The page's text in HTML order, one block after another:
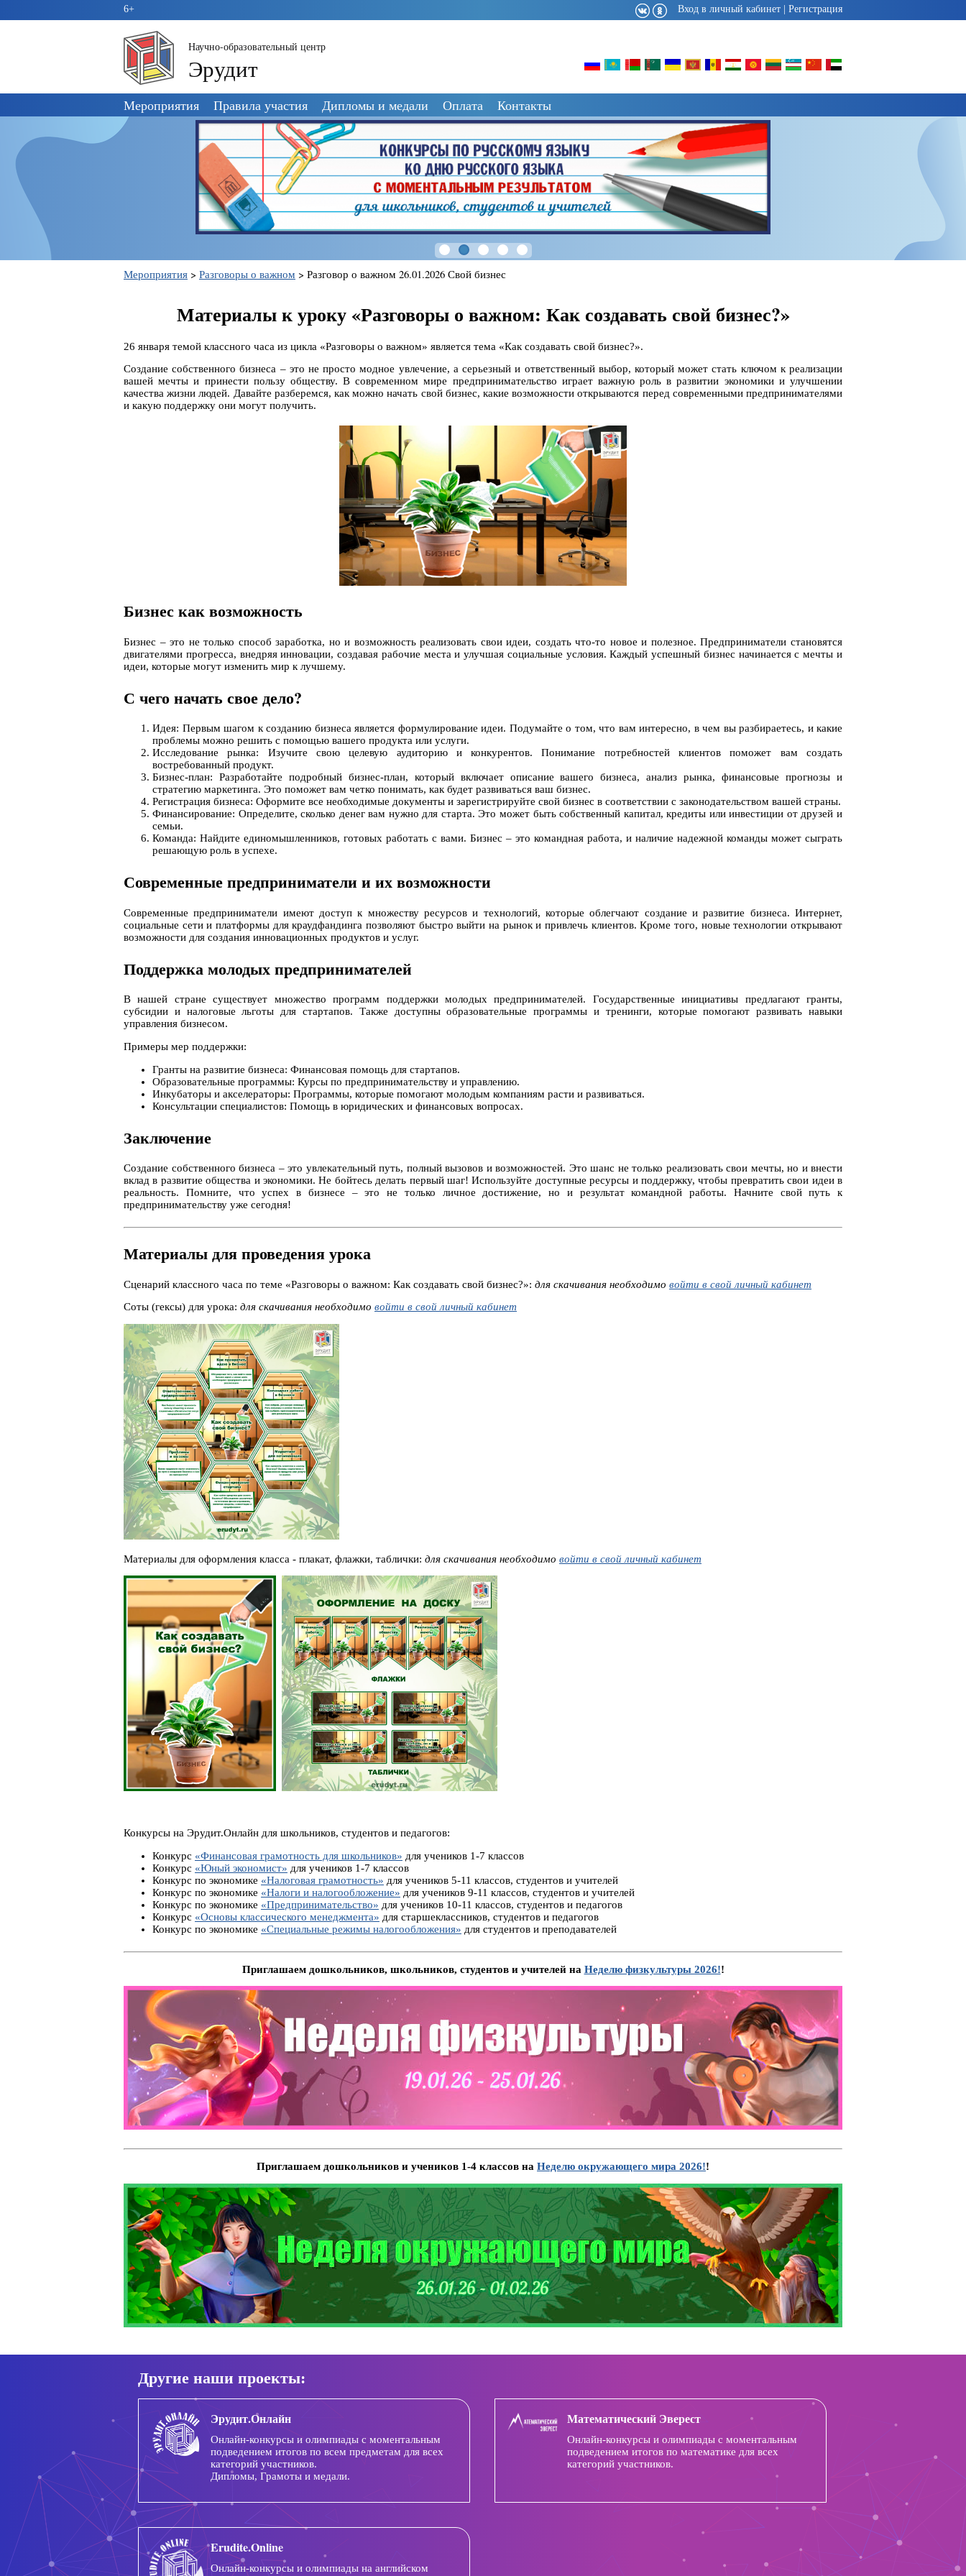
6+ Вход в личный кабинет Регистрация
Научно-образовательный центр
Эрудит
Пропустить
навигацию
Мероприятия Правила участия Дипломы и медали Оплата Контакты
Мероприятия > Разговоры о важном > Разговор о важном 26.01.2026 Свой бизнес
Материалы к уроку «Разговоры о важном: Как создавать свой бизнес?»
26 января темой классного часа из цикла «Разговоры о важном» является тема «Как создавать свой бизнес?».
Создание собственного бизнеса – это не просто модное увлечение, а серьезный и ответственный выбор, который может стать ключом к реализации
вашей мечты и принести пользу обществу. В современном мире предпринимательство играет важную роль в развитии экономики и улучшении
качества жизни людей. Давайте разберемся, как можно начать свой бизнес, какие возможности открываются перед современными предпринимателями
и какую поддержку они могут получить.
Бизнес как возможность
Бизнес – это не только способ заработка, но и возможность реализовать свои идеи, создать что-то новое и полезное. Предприниматели становятся
двигателями прогресса, внедряя инновации, создавая рабочие места и улучшая социальные условия. Каждый успешный бизнес начинается с мечты и
идеи, которые могут изменить мир к лучшему.
С чего начать свое дело?
Идея: Первым шагом к созданию бизнеса является формулирование идеи. Подумайте о том, что вам интересно, в чем вы разбираетесь, и какие
проблемы можно решить с помощью вашего продукта или услуги.
Исследование рынка: Изучите свою целевую аудиторию и конкурентов. Понимание потребностей клиентов поможет вам создать
востребованный продукт.
Бизнес-план: Разработайте подробный бизнес-план, который включает описание вашего бизнеса, анализ рынка, финансовые прогнозы и
стратегию маркетинга. Это поможет вам четко понимать, как будет развиваться ваш бизнес.
Регистрация бизнеса: Оформите все необходимые документы и зарегистрируйте свой бизнес в соответствии с законодательством вашей страны.
Финансирование: Определите, сколько денег вам нужно для старта. Это может быть собственный капитал, кредиты или инвестиции от друзей и
семьи.
Команда: Найдите единомышленников, готовых работать с вами. Бизнес – это командная работа, и наличие надежной команды может сыграть
решающую роль в успехе.
Современные предприниматели и их возможности
Современные предприниматели имеют доступ к множеству ресурсов и технологий, которые облегчают создание и развитие бизнеса. Интернет,
социальные сети и платформы для краудфандинга позволяют быстро выйти на рынок и привлечь клиентов. Кроме того, новые технологии открывают
возможности для создания инновационных продуктов и услуг.
Поддержка молодых предпринимателей
В нашей стране существует множество программ поддержки молодых предпринимателей. Государственные инициативы предлагают гранты,
субсидии и налоговые льготы для стартапов. Также доступны образовательные программы и тренинги, которые помогают развивать навыки
управления бизнесом.
Примеры мер поддержки:
Гранты на развитие бизнеса: Финансовая помощь для стартапов.
Образовательные программы: Курсы по предпринимательству и управлению.
Инкубаторы и акселераторы: Программы, которые помогают молодым компаниям расти и развиваться.
Консультации специалистов: Помощь в юридических и финансовых вопросах.
Заключение
Создание собственного бизнеса – это увлекательный путь, полный вызовов и возможностей. Это шанс не только реализовать свои мечты, но и внести
вклад в развитие общества и экономики. Не бойтесь делать первый шаг! Используйте доступные ресурсы и поддержку, чтобы превратить свои идеи в
реальность. Помните, что успех в бизнесе – это не только личное достижение, но и результат командной работы. Начните свой путь к
предпринимательству уже сегодня!
Материалы для проведения урока
Сценарий классного часа по теме «Разговоры о важном: Как создавать свой бизнес?»: для скачивания необходимо войти в свой личный кабинет
Соты (гексы) для урока: для скачивания необходимо войти в свой личный кабинет
Материалы для оформления класса - плакат, флажки, таблички: для скачивания необходимо войти в свой личный кабинет
Конкурсы на Эрудит.Онлайн для школьников, студентов и педагогов:
Конкурс «Финансовая грамотность для школьников» для учеников 1-7 классов
Конкурс «Юный экономист» для учеников 1-7 классов
Конкурс по экономике «Налоговая грамотность» для учеников 5-11 классов, студентов и учителей
Конкурс по экономике «Налоги и налогообложение» для учеников 9-11 классов, студентов и учителей
Конкурс по экономике «Предпринимательство» для учеников 10-11 классов, студентов и педагогов
Конкурс «Основы классического менеджмента» для старшеклассников, студентов и педагогов
Конкурс по экономике «Специальные режимы налогообложения» для студентов и преподавателей
Приглашаем дошкольников, школьников, студентов и учителей на Неделю физкультуры 2026!!
Приглашаем дошкольников и учеников 1-4 классов на Неделю окружающего мира 2026!!
Другие наши проекты:
Эрудит.Онлайн
Онлайн-конкурсы и олимпиады с моментальным
подведением итогов по всем предметам для всех
категорий участников.
Дипломы, Грамоты и медали.
Математический Эверест
Онлайн-конкурсы и олимпиады с моментальным
подведением итогов по математике для всех
категорий участников.
Erudite.Online
Онлайн-конкурсы и олимпиады на английском